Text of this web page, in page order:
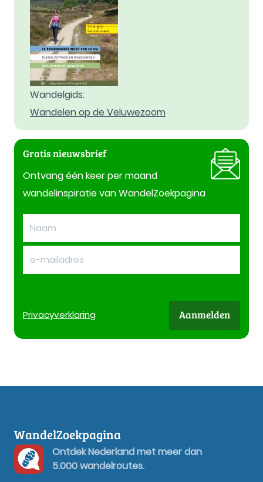
Wandelgids:
Wandelen op de Veluwezoom
Gratis nieuwsbrief
Ontvang één keer per maand
wandelinspiratie van WandelZoekpagina
Privacyverklaring Aanmelden
WandelZoekpagina
Ontdek Nederland met meer dan
5.000 wandelroutes.